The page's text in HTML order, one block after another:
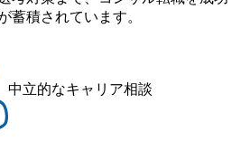
ない組織です(ワンプール制) ● 海外
に設立し、グローバル案件に対応
制を構築しています 東京都中央区
タウン八重洲 八重洲セントラルタワ
務室内禁煙、ビル内喫煙室あり WE
試験に合格している方 ● テクノ
4年生大学卒業に限る ・大手総合
9:00～19:30頃 ※選考会参加人数に
金) 16:00 参加予定DTE ① MRS-IMS
旧TS&A) ③ CyberSecurity ④ IES ⑤ I
⑦ AMS-H&PS オンライン (Teams)
上場であり株主からの圧力がない
れる環境 対面でのコミュニケーシ
ため出社勤務。1日の労働時間平均
年度の年間データ、エンジニ
(土) 10:00～最長16:00 2026年8月10
員を上回る場合は、厳正なる審査
蓄積されています。
中立的なキャリア相談